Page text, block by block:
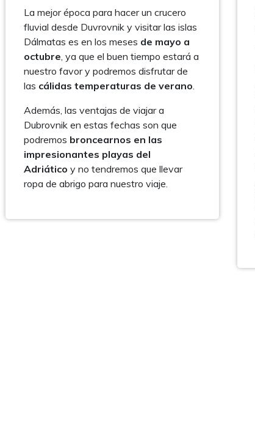
La mejor época para hacer un crucero
fluvial desde Duvrovnik y visitar las islas
Dálmatas es en los meses de mayo a
octubre, ya que el buen tiempo estará a
nuestro favor y podremos disfrutar de
las cálidas temperaturas de verano.
Además, las ventajas de viajar a
Dubrovnik en estas fechas son que
podremos broncearnos en las
impresionantes playas del
Adriático y no tendremos que llevar
ropa de abrigo para nuestro viaje.